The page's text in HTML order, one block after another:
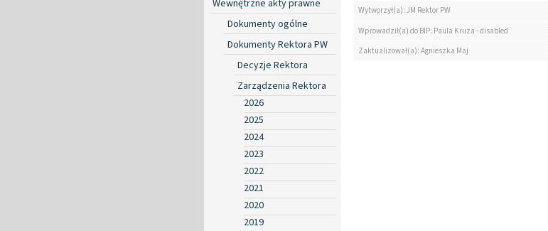
Wewnętrzne akty prawne
Dokumenty ogólne
Dokumenty Rektora PW
Decyzje Rektora
Zarządzenia Rektora
2026
2025
2024
2023
2022
2021
2020
2019
Wytworzył(a): JM Rektor PW
Wprowadził(a) do BIP: Paula Kruza - disabled
Zaktualizował(a): Agnieszka Maj